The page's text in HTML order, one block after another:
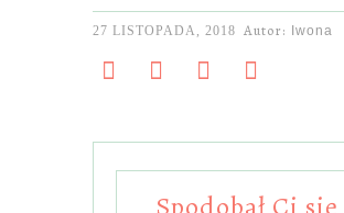
27 LISTOPADA, 2018 Autor: Iwona